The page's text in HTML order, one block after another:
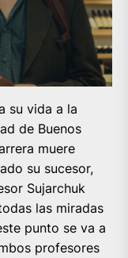
su vida a la
de Buenos
muere
su sucesor,
Sujarchuk
las miradas
punto se va a
profesores